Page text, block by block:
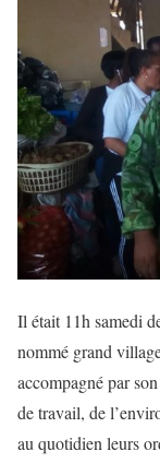
Il était 11h samedi
nommé grand
accompagné par
de travail, de
au quotidien leurs